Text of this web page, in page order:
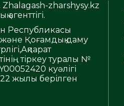
Zhalagash-zharshysy.kz
агенттігі.
Республикасы
және Қоғамдық даму
тіркеу туралы №
куәлігі
жылы берілген